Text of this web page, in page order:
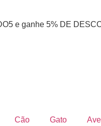
e ganhe 5% DE
Cão Gato